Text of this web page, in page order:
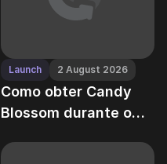
Launch 2 August 2026
Como obter Candy
Blossom durante o
Grow a Garden